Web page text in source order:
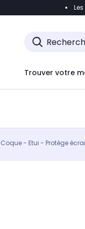
Accéder
Trouver votre
Coque - Etui - Protège